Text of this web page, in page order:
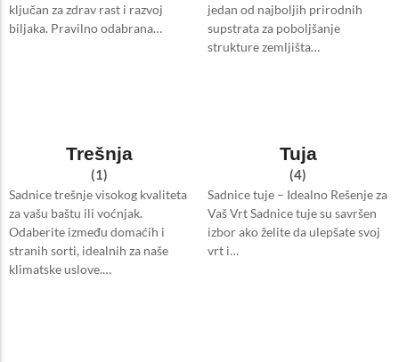
ključan za zdrav rast i razvoj
biljaka. Pravilno odabrana…
jedan od najboljih prirodnih
supstrata za poboljšanje
strukture zemljišta…
Trešnja
(1)
Sadnice trešnje visokog kvaliteta
za vašu baštu ili voćnjak.
Odaberite između domaćih i
stranih sorti, idealnih za naše
klimatske uslove.…
Tuja
(4)
Sadnice tuje – Idealno Rešenje za
Vaš Vrt Sadnice tuje su savršen
izbor ako želite da ulepšate svoj
vrt i…